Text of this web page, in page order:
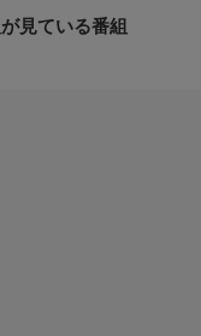
見ている番組